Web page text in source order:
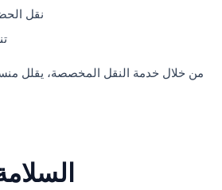
نقل
من خلال خدمة النقل المخصصة، يقلل